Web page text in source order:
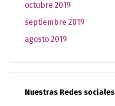
octubre 2019
septiembre 2019
agosto 2019
Nuestras Redes sociales